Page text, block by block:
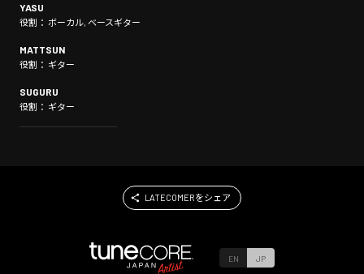
YASU
役割： ボーカル, ベースギター
MATTSUN
役割： ギター
SUGURU
役割： ギター
LATECOMERをシェア
EN JP